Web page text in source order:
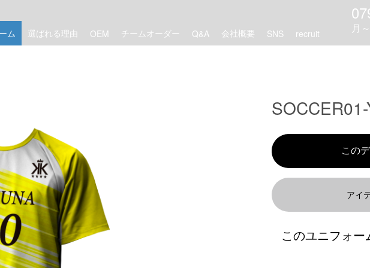
月
ム 選ばれる理由 OEM チームオーダー Q&A 会社概要 SNS recruit
アイ
このユニフォー